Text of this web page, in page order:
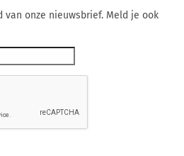
van onze nieuwsbrief. Meld je ook